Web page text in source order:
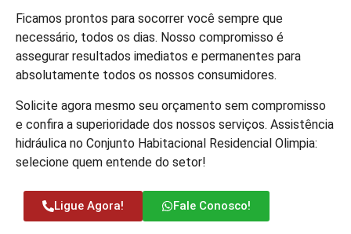
Ficamos prontos para socorrer você sempre que
necessário, todos os dias. Nosso compromisso é
assegurar resultados imediatos e permanentes para
absolutamente todos os nossos consumidores.
Solicite agora mesmo seu orçamento sem compromisso
e confira a superioridade dos nossos serviços. Assistência
hidráulica no Conjunto Habitacional Residencial Olimpia:
selecione quem entende do setor!
Ligue Agora! Fale Conosco!